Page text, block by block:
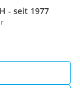
- seit 1977